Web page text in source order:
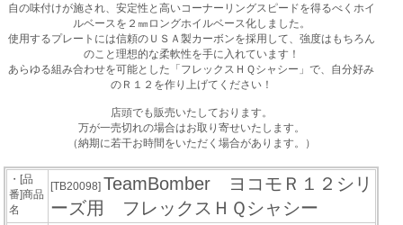
自の味付けが施され、安定性と高いコーナーリングスピードを得るべくホイ
ルベースを２㎜ロングホイルベース化しました。
使用するプレートには信頼のＵＳＡ製カーボンを採用して、強度はもちろん
のこと理想的な柔軟性を手に入れています！
あらゆる組み合わせを可能とした「フレックスＨＱシャシー」で、自分好み
のＲ１２を作り上げてください！
店頭でも販売いたしております。
万が一売切れの場合はお取り寄せいたします。
（納期に若干お時間をいただく場合があります。）
・[品
番]商品
名
[TB20098] TeamBomber ヨコモＲ１２シリ
ーズ用 フレックスＨＱシャシー